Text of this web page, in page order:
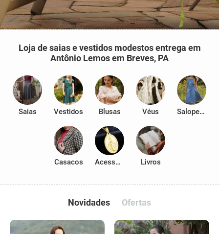
Loja de saias e vestidos modestos entrega em
Antônio Lemos em Breves, PA
Saias Vestidos Blusas Véus Salopetes
Casacos Acessórios Livros
Novidades Ofertas